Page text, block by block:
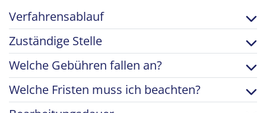
Verfahrensablauf
Zuständige Stelle
Welche Gebühren fallen an?
Welche Fristen muss ich beachten?